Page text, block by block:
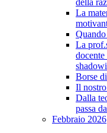
della
La
La
Borse
Il
Dalla
passa
Febbraio 2026